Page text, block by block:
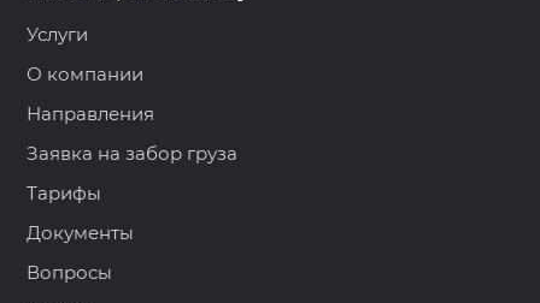
Услуги
О компании
Направления
Заявка на забор груза
Тарифы
Документы
Вопросы